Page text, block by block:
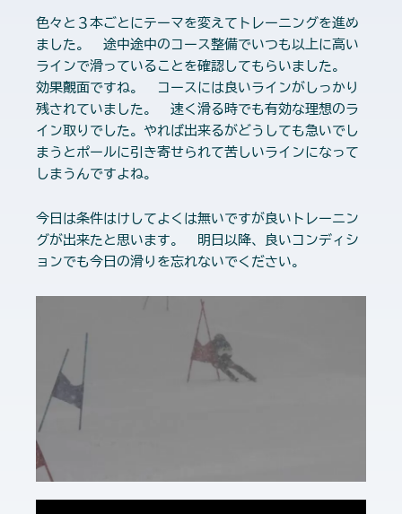
色々と３本ごとにテーマを変えてトレーニングを進め
ました。 途中途中のコース整備でいつも以上に高い
ラインで滑っていることを確認してもらいました。
効果覿面ですね。 コースには良いラインがしっかり
残されていました。 速く滑る時でも有効な理想のラ
イン取りでした。やれば出来るがどうしても急いでし
まうとポールに引き寄せられて苦しいラインになって
しまうんですよね。
今日は条件はけしてよくは無いですが良いトレーニン
グが出来たと思います。 明日以降、良いコンディシ
ョンでも今日の滑りを忘れないでください。